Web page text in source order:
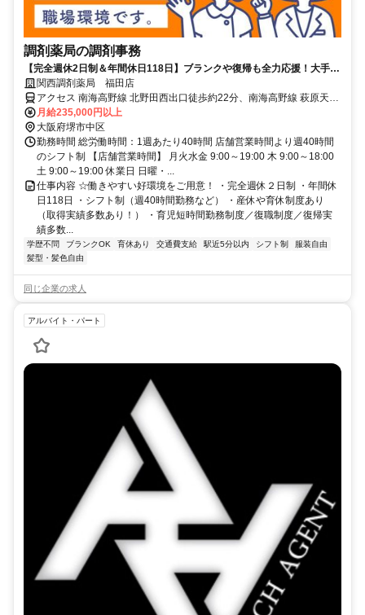
調剤薬局の調剤事務
【完全週休2日制＆年間休日118日】ブランクや復帰も全力応援！大手安
定企業！充実の待遇もあり◎
関西調剤薬局 福田店
アクセス 南海高野線 北野田西出口徒歩約22分、南海高野線 萩原天神
徒歩約32分、南海高野線 狭山（大阪府）西出口徒歩約34分 南海バス
「福田中」下車すぐ、マイカー通勤OK！
月給235,000円以上
大阪府堺市中区
勤務時間 総労働時間：1週あたり40時間 店舗営業時間より週40時間
のシフト制 【店舗営業時間】 月火水金 9:00～19:00 木 9:00～18:00
土 9:00～19:00 休業日 日曜・...
仕事内容 ☆働きやすい好環境をご用意！ ・完全週休２日制 ・年間休
日118日 ・シフト制（週40時間勤務など） ・産休や育休制度あり
（取得実績多数あり！） ・育児短時間勤務制度／復職制度／復帰実
績多数...
学歴不問 ブランクOK 育休あり 交通費支給 駅近5分以内 シフト制
服装自由
髪型・髪色自由
同じ企業の求人
アルバイト・パート